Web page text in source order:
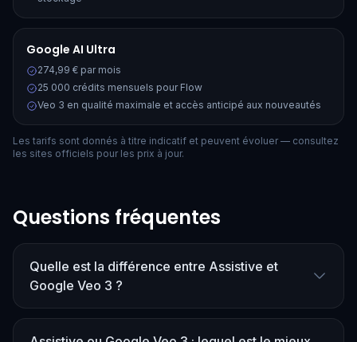
Google AI Ultra
274,99 € par mois
25 000 crédits mensuels pour Flow
Veo 3 en qualité maximale et accès anticipé aux nouveautés
Les tarifs sont donnés à titre indicatif et peuvent évoluer — consultez
les sites officiels pour les prix à jour.
Questions fréquentes
Quelle est la différence entre Assistive et
Google Veo 3 ?